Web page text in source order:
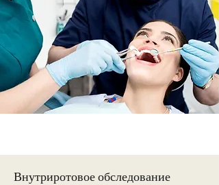
Внутриротовое обследование